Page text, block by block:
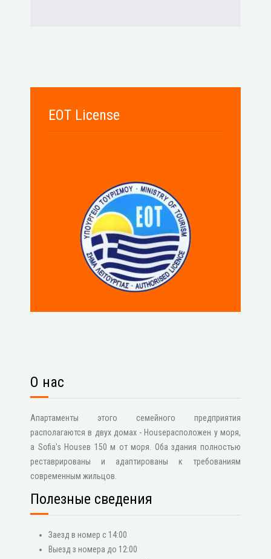
EOT License
О нас
Апартаменты этого семейного предприятия
располагаются в двух домах - Houseрасположен у моря,
а Sofia's Houseв 150 м от моря. Оба здания полностью
реставрированы и адаптированы к требованиям
современным жильцов.
Полезные сведения
Заезд в номер с 14:00
Выезд з номера до 12:00